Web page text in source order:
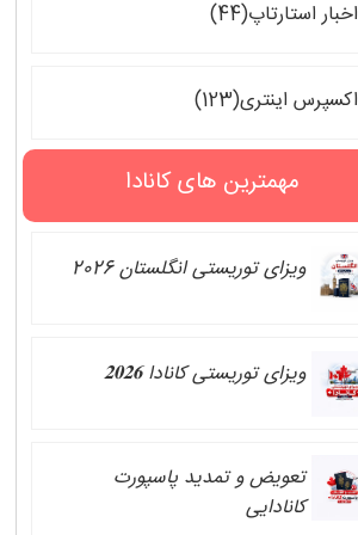
اخبار استارتاپ(44)
اکسپرس اینتری(123)
مهمترین های کانادا
ویزای توریستی انگلستان 2026
ویزای توریستی کانادا 𝟐𝟎𝟐𝟔
تعویض و تمدید پاسپورت
کانادایی